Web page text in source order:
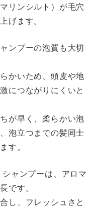
リンシルト）が毛穴
げます。
ンプーの泡質も大切
かいため、頭皮や地
につながりにくいと
が早く、柔らかい泡
泡立つまでの髪同士
す。
ャンプーは、アロマ
です。
し、フレッシュさと